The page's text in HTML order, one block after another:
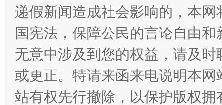
揭开“小金库”的免责幌子
递假新闻造成社会影响的，本
国宪法，保障公民的言论自由
无意中涉及到您的权益，请及
或更正。特请来函来电说明本
站有权先行撤除，以保护版权